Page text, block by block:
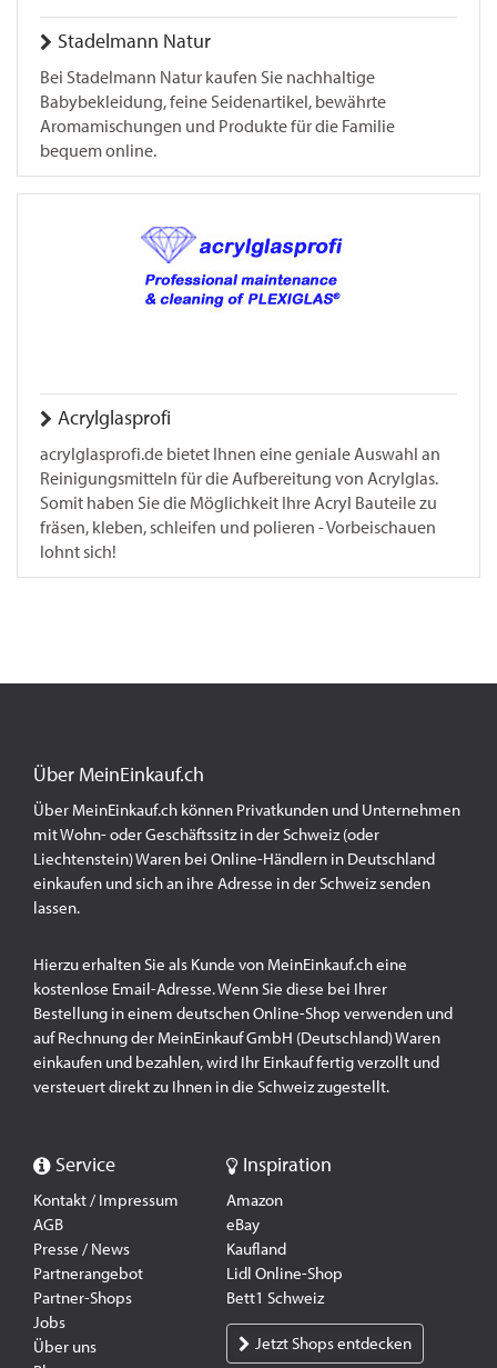
Stadelmann Natur
Bei Stadelmann Natur kaufen Sie nachhaltige
Babybekleidung, feine Seidenartikel, bewährte
Aromamischungen und Produkte für die Familie
bequem online.
Acrylglasprofi
acrylglasprofi.de bietet Ihnen eine geniale Auswahl an
Reinigungsmitteln für die Aufbereitung von Acrylglas.
Somit haben Sie die Möglichkeit Ihre Acryl Bauteile zu
fräsen, kleben, schleifen und polieren - Vorbeischauen
lohnt sich!
Über MeinEinkauf.ch
Über MeinEinkauf.ch können Privatkunden und Unternehmen
mit Wohn- oder Geschäftssitz in der Schweiz (oder
Liechtenstein) Waren bei Online-Händlern in Deutschland
einkaufen und sich an ihre Adresse in der Schweiz senden
lassen.
Hierzu erhalten Sie als Kunde von MeinEinkauf.ch eine
kostenlose Email-Adresse. Wenn Sie diese bei Ihrer
Bestellung in einem deutschen Online-Shop verwenden und
auf Rechnung der MeinEinkauf GmbH (Deutschland) Waren
einkaufen und bezahlen, wird Ihr Einkauf fertig verzollt und
versteuert direkt zu Ihnen in die Schweiz zugestellt.
Service
Kontakt / Impressum
AGB
Presse / News
Partnerangebot
Partner-Shops
Jobs
Über uns
Inspiration
Amazon
eBay
Kaufland
Lidl Online-Shop
Bett1 Schweiz
Jetzt Shops entdecken